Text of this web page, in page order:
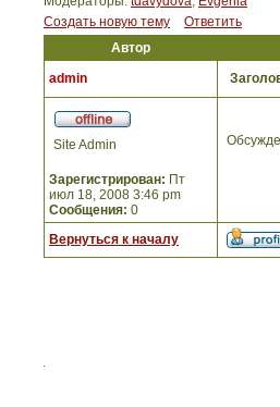
Создать новую тему
Ответить
Автор
admin
Site Admin
Зарегистрирован: Пт
июл 18, 2008 3:46 pm
Сообщения: 0
Вернуться к началу